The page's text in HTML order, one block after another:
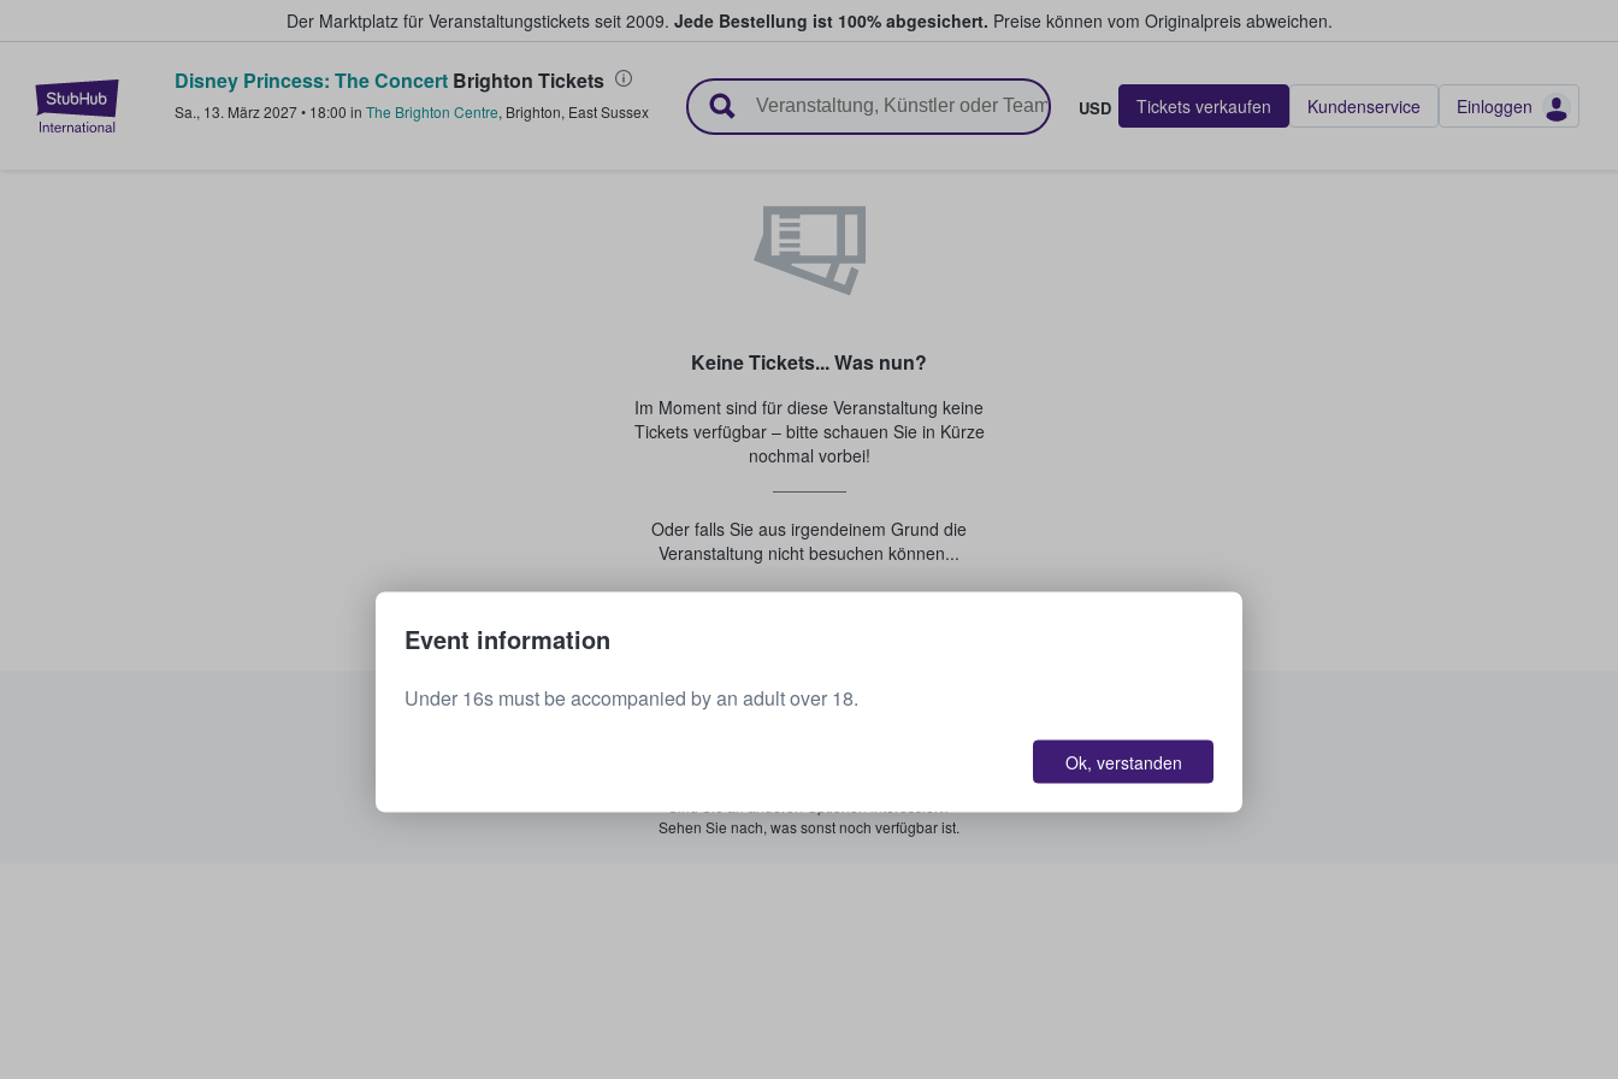
Der Marktplatz für Veranstaltungstickets seit 2009. Jede Bestellung ist 100% abgesichert. Preise können vom Originalpreis abweichen.
StubHub - Wo Fans Tickets kaufen & verkaufen
Disney Princess: The Concert Brighton Tickets
Sa., 13. März 2027• 18:00 in The Brighton Centre, Brighton, East Sussex USD Tickets verkaufen Kundenservice Einloggen
Keine Tickets... Was nun?
Im Moment sind für diese Veranstaltung keine
Tickets verfügbar – bitte schauen Sie in Kürze
nochmal vorbei!
Oder falls Sie aus irgendeinem Grund die
Veranstaltung nicht besuchen können...
Sehen Sie nach, was sonst noch verfügbar ist.
Event information
Under 16s must be accompanied by an adult over 18.
Ok, verstanden